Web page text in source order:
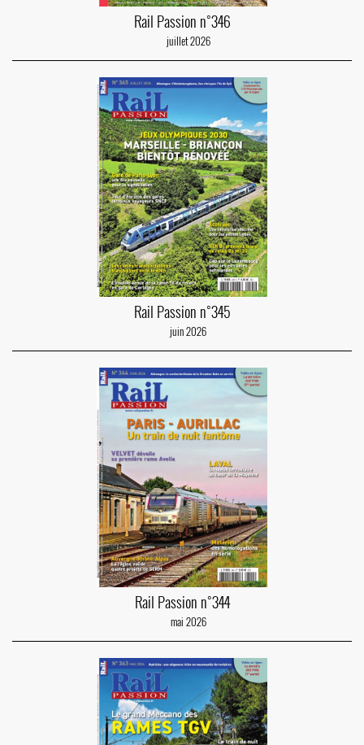
Rail Passion n°346
juillet 2026
Rail Passion n°345
juin 2026
Rail Passion n°344
mai 2026